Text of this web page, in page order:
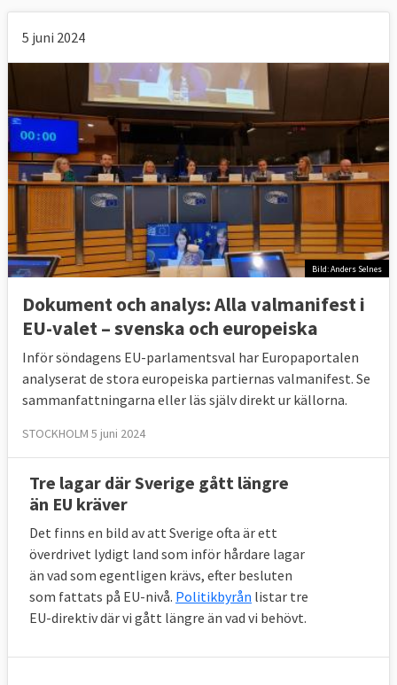
5 juni 2024
Bild: Anders Selnes
Dokument och analys: Alla valmanifest i
EU-valet – svenska och europeiska
Inför söndagens EU-parlamentsval har Europaportalen
analyserat de stora europeiska partiernas valmanifest. Se
sammanfattningarna eller läs själv direkt ur källorna.
STOCKHOLM 5 juni 2024
Tre lagar där Sverige gått längre
än EU kräver
Det finns en bild av att Sverige ofta är ett
överdrivet lydigt land som inför hårdare lagar
än vad som egentligen krävs, efter besluten
som fattats på EU-nivå. Politikbyrån listar tre
EU-direktiv där vi gått längre än vad vi behövt.